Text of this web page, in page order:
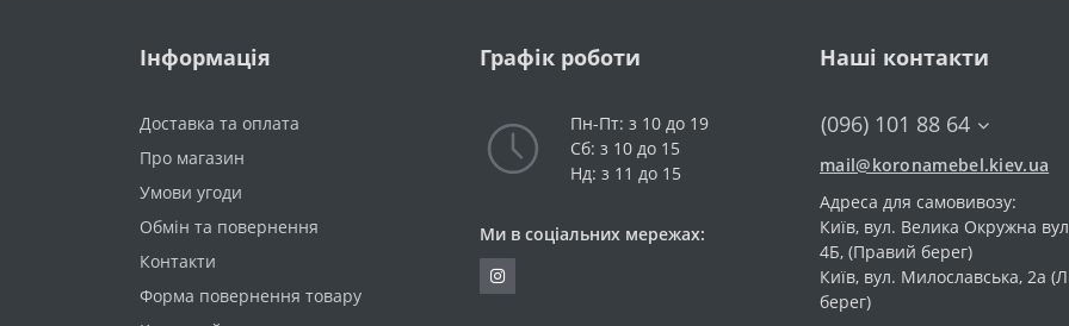
Інформація
Доставка та оплата
Про магазин
Умови угоди
Обмін та повернення
Контакти
Форма повернення товару
Графік роботи
Пн-Пт: з 10 до 19
Сб: з 10 до 15
Нд: з 11 до 15
Ми в соціальних мережах:
Наші контакти
(096) 101 88 64
mail@koronamebel.kiev.ua
Адреса для самовивозу:
Київ, вул. Велика Окружна
4Б, (Правий берег)
Київ, вул. Милославська, 2а
берег)